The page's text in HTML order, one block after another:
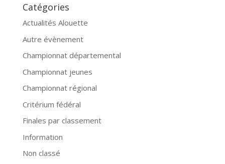
Catégories
Actualités Alouette
Autre évènement
Championnat départemental
Championnat jeunes
Championnat régional
Critérium fédéral
Finales par classement
Information
Non classé